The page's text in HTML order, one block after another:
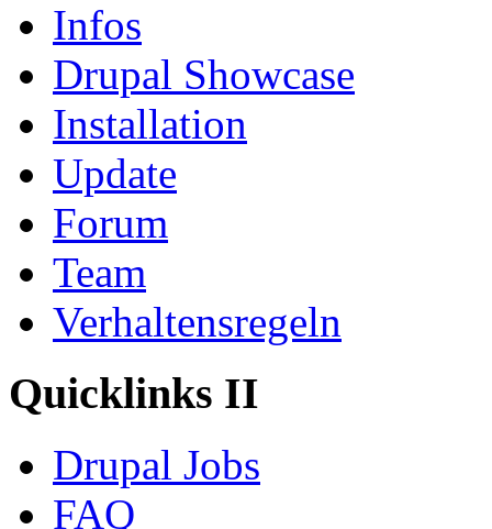
Infos
Drupal Showcase
Installation
Update
Forum
Team
Verhaltensregeln
Quicklinks II
Drupal Jobs
FAQ